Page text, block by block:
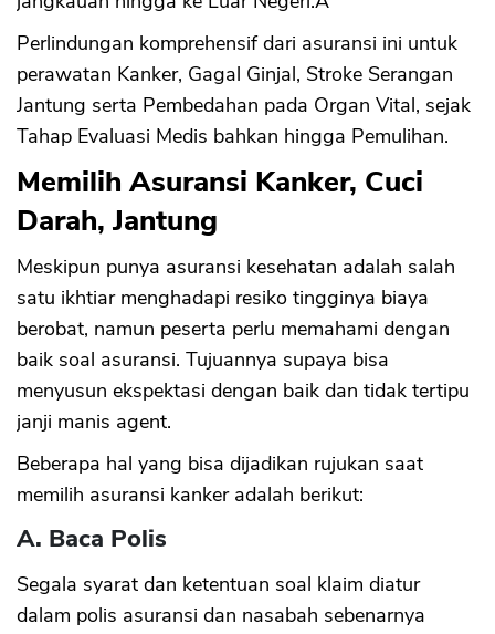
Perlindungan komprehensif dari asuransi ini untuk
perawatan Kanker, Gagal Ginjal, Stroke Serangan
Jantung serta Pembedahan pada Organ Vital, sejak
Tahap Evaluasi Medis bahkan hingga Pemulihan.
Memilih Asuransi Kanker, Cuci
Darah, Jantung
Meskipun punya asuransi kesehatan adalah salah
satu ikhtiar menghadapi resiko tingginya biaya
berobat, namun peserta perlu memahami dengan
baik soal asuransi. Tujuannya supaya bisa
menyusun ekspektasi dengan baik dan tidak tertipu
janji manis agent.
Beberapa hal yang bisa dijadikan rujukan saat
memilih asuransi kanker adalah berikut:
A. Baca Polis
Segala syarat dan ketentuan soal klaim diatur
dalam polis asuransi dan nasabah sebenarnya